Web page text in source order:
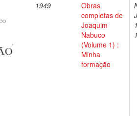
1949
Obras
completas de
Joaquim
Nabuco
(Volume 1) :
Minha
formação